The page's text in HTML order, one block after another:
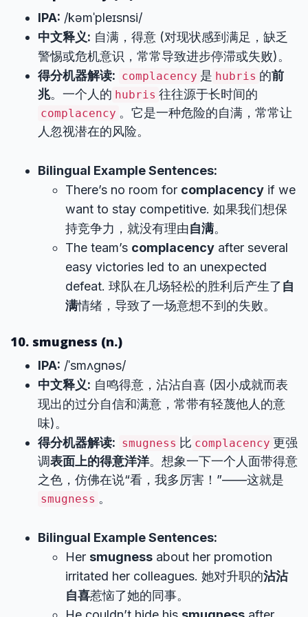
IPA: /kəmˈpleɪsnsi/
中文释义: 自满，得意 (对现状感到满足，缺乏
警惕或危机意识，常常导致进步停滞或失败)。
得分机器解读: complacency 是 hubris 的前
兆。一个人的 hubris 往往源于长时间的
complacency 。它是一种危险的自满，常常让
人忽视潜在的风险。
Bilingual Example Sentences:
There’s no room for complacency if we
want to stay competitive. 如果我们想保
持竞争力，就没有理由自满。
The team’s complacency after several
easy victories led to an unexpected
defeat. 球队在几场轻松的胜利后产生了自
满情绪，导致了一场意想不到的失败。
10. smugness (n.)
IPA: /ˈsmʌɡnəs/
中文释义: 自鸣得意，沾沾自喜 (因小成就而表
现出的过分自信和满意，常带有轻蔑他人的意
味)。
得分机器解读: smugness 比 complacency 更强
调表面上的得意洋洋。想象一下一个人面带得意
之色，仿佛在说“看，我多厉害！”——这就是
smugness 。
Bilingual Example Sentences:
Her smugness about her promotion
irritated her colleagues. 她对升职的沾沾
自喜惹恼了她的同事。